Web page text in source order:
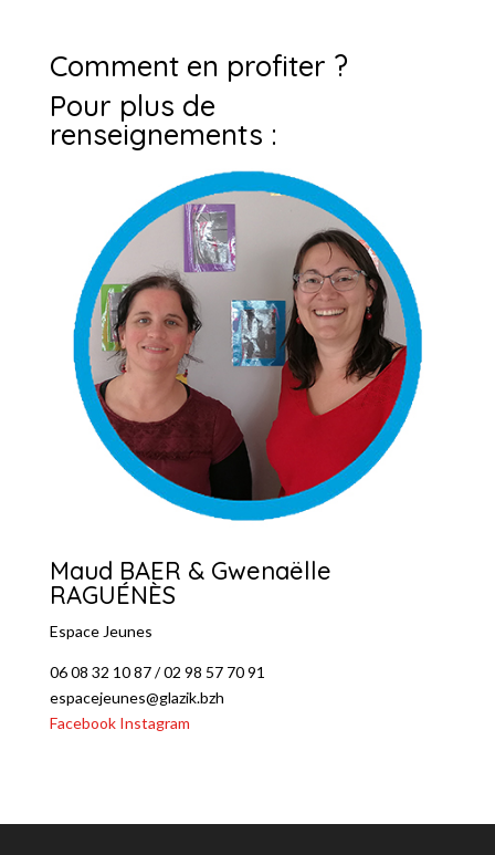
Comment en profiter ?
Pour plus de
renseignements :
Maud BAER & Gwenaëlle
RAGUÉNÈS
Espace Jeunes
06 08 32 10 87 / 02 98 57 70 91
espacejeunes@glazik.bzh
Facebook Instagram